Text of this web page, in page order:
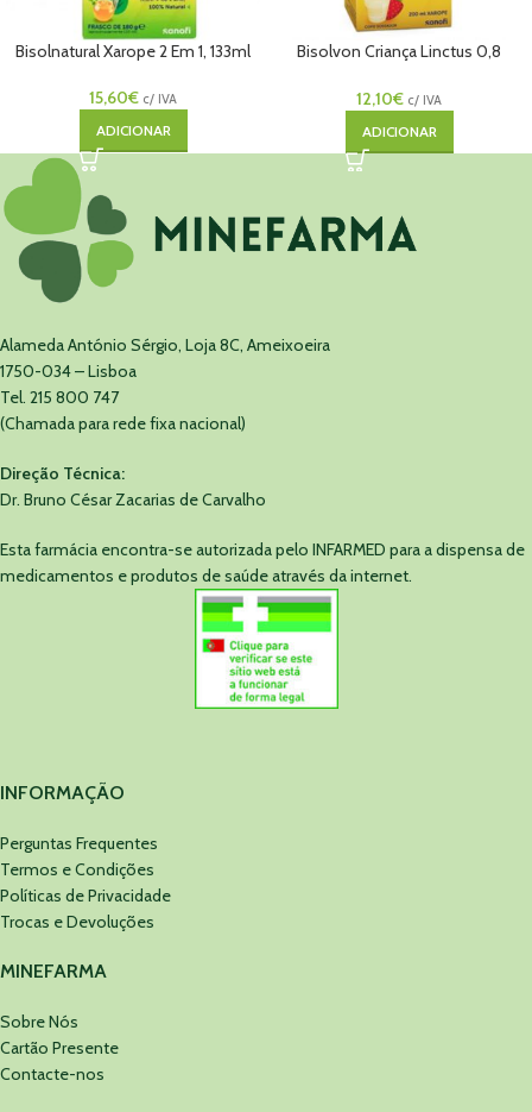
Bisolnatural Xarope 2 Em 1, 133ml
15,60€ c/ IVA
ADICIONAR
Bisolvon Criança Linctus 0,8
12,10€ c/ IVA
ADICIONAR
Alameda António Sérgio, Loja 8C, Ameixoeira
1750-034 – Lisboa
Tel. 215 800 747
(Chamada para rede fixa nacional)
Direção Técnica:
Dr. Bruno César Zacarias de Carvalho
Esta farmácia encontra-se autorizada pelo INFARMED para a dispensa de
medicamentos e produtos de saúde através da internet.
INFORMAÇÃO
Perguntas Frequentes
Termos e Condições
Políticas de Privacidade
Trocas e Devoluções
MINEFARMA
Sobre Nós
Cartão Presente
Contacte-nos